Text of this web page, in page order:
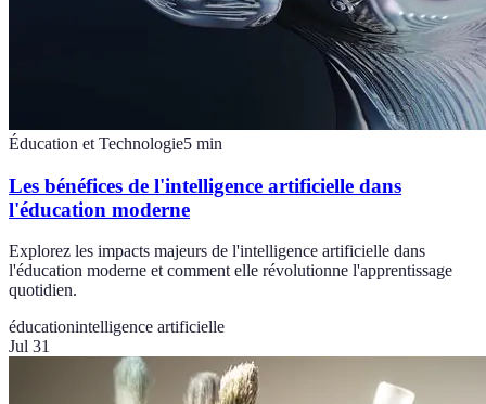
Éducation et Technologie5 min
Les bénéfices de l'intelligence artificielle dans
l'éducation moderne
Explorez les impacts majeurs de l'intelligence artificielle dans
l'éducation moderne et comment elle révolutionne l'apprentissage
quotidien.
éducationintelligence artificielle
Jul 31